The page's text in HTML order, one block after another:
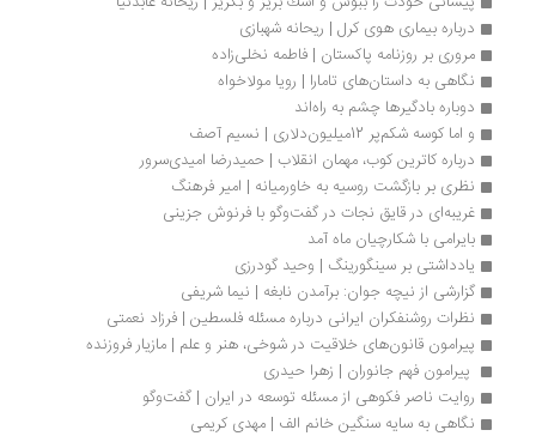
درباره بیماری هوی کرل | ریحانه شهبازی
مروری بر روزنامه‌ پاکستان | فاطمه نخلی‌زاده
نگاهی به داستان‌های تامارا | رویا مولاخواه
دوباره بادگیرها چشم به راه‌اند
و اما کوسه شکم‌پر 12‌میلیون‌دلاری | نسیم آصف
درباره کاترین‌ کوب، مهمان انقلاب | حمیدرضا امیدی‌سرور
نظری بر بازگشت روسیه به خاورمیانه | امیر فرهنگ
غریبه‌ای در قایق نجات در گفت‌وگو با فرنوش جزینی
بایرامی با شکارچیان ماه آمد
یادداشتی بر سینگورینگ | وحید گودرزی
گزارشی از نیچه جوان: برآمدن نابغه | نیما شریفی
نظرات روشنفکران ایرانی درباره مسئله فلسطین | فرزاد نعمتی
پیرامون قانون‌های خلاقیت در شوخی، هنر و علم | مازیار فروزنده
پیرامون فهم جانوران | زهرا حیدری
روایت ناصر فکوهی از مسئله توسعه در ایران | گفت‌وگو
نگاهی به سایه سنگین خانم الف | مهدی کریمی